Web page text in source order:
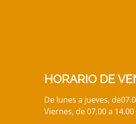
HORARIO DE
De lunes a jueves, de
Viernes, de 07.00 a 14.00